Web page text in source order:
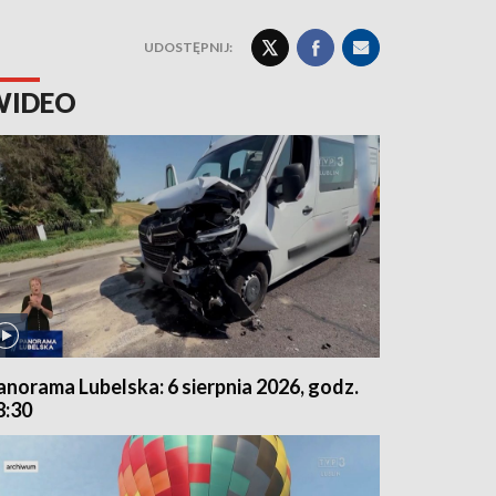
UDOSTĘPNIJ:
Lubelska: 6 sierpnia 2026, godz.